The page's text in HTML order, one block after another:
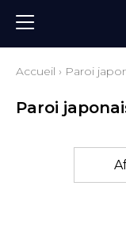
Accueil › Paroi
Paroi